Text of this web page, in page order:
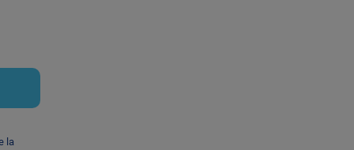
la